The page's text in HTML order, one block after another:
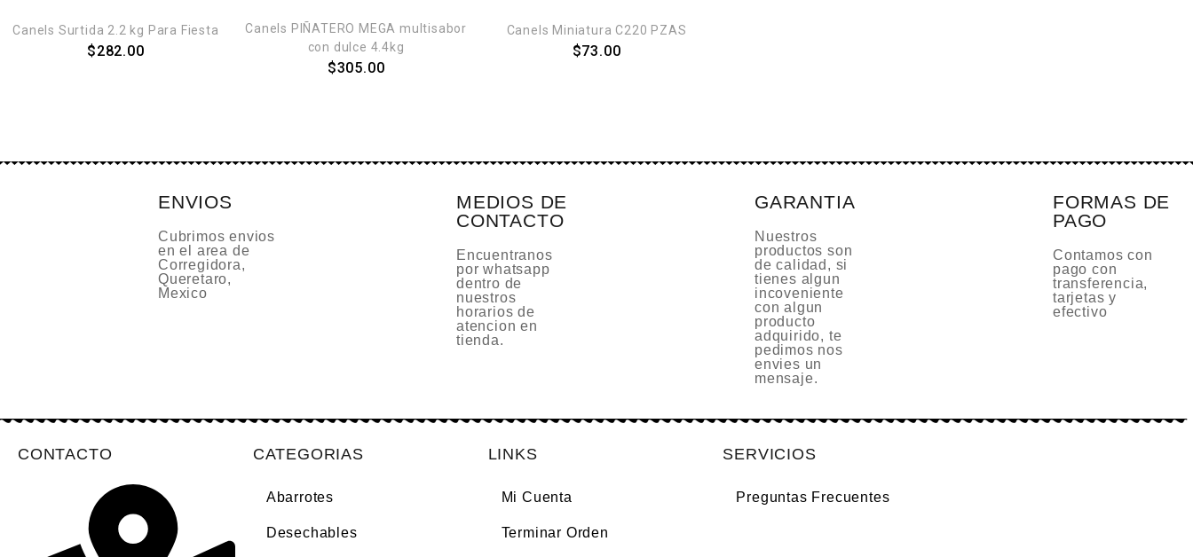
Canels Surtida 2.2 kg Para Fiesta
$282.00
Canels PIÑATERO MEGA multisabor
con dulce 4.4kg
$305.00
Canels Miniatura C220 PZAS
$73.00
ENVIOS
Cubrimos envios
en el area de
Corregidora,
Queretaro,
Mexico
MEDIOS DE
CONTACTO
Encuentranos
por whatsapp
dentro de
nuestros
horarios de
atencion en
tienda.
GARANTIA
Nuestros
productos son
de calidad, si
tienes algun
incoveniente
con algun
producto
adquirido, te
pedimos nos
envies un
mensaje.
FORMAS DE
PAGO
Contamos con
pago con
transferencia,
tarjetas y
efectivo
CONTACTO CATEGORIAS
Abarrotes
Desechables
LINKS
Mi Cuenta
Terminar Orden
SERVICIOS
Preguntas Frecuentes